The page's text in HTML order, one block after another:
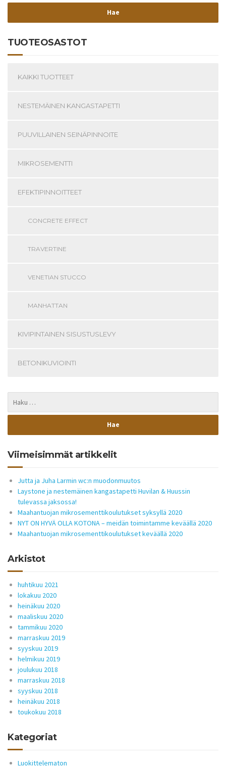
TUOTEOSASTOT
KAIKKI TUOTTEET
NESTEMÄINEN KANGASTAPETTI
PUUVILLAINEN SEINÄPINNOITE
MIKROSEMENTTI
EFEKTIPINNOITTEET
CONCRETE EFFECT
TRAVERTINE
VENETIAN STUCCO
MANHATTAN
KIVIPINTAINEN SISUSTUSLEVY
BETONIKUVIOINTI
Viimeisimmät artikkelit
Jutta ja Juha Larmin wc:n muodonmuutos
Laystone ja nestemäinen kangastapetti Huvilan & Huussin
tulevassa jaksossa!
Maahantuojan mikrosementtikoulutukset syksyllä 2020
NYT ON HYVÄ OLLA KOTONA – meidän toimintamme keväällä 2020
Maahantuojan mikrosementtikoulutukset keväällä 2020
Arkistot
huhtikuu 2021
lokakuu 2020
heinäkuu 2020
maaliskuu 2020
tammikuu 2020
marraskuu 2019
syyskuu 2019
helmikuu 2019
joulukuu 2018
marraskuu 2018
syyskuu 2018
heinäkuu 2018
toukokuu 2018
Kategoriat
Luokittelematon